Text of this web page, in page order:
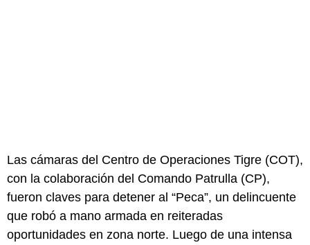
Las cámaras del Centro de Operaciones Tigre (COT),
con la colaboración del Comando Patrulla (CP),
fueron claves para detener al “Peca”, un delincuente
que robó a mano armada en reiteradas
oportunidades en zona norte. Luego de una intensa